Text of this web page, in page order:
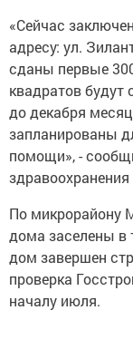
«Сейчас
адресу: ул.
сданы первые
квадратов
до декабря
запланированы
помощи», -
По микрорайону
дома заселены в
дом завершен
проверка
началу июля.